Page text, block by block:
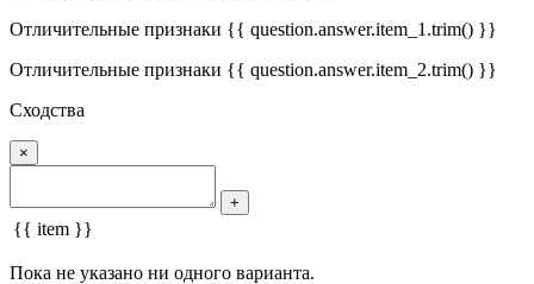
Отличительные признаки {{ question.answer.item_1.trim() }}
Отличительные признаки {{ question.answer.item_2.trim() }}
Сходства
×
+
{{ item }}
Пока не указано ни одного варианта.